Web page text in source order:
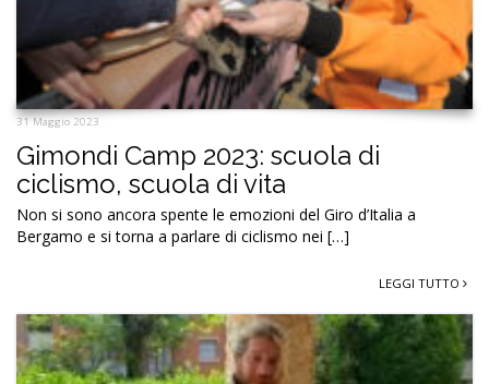
31 Maggio 2023
Gimondi Camp 2023: scuola di
ciclismo, scuola di vita
Non si sono ancora spente le emozioni del Giro d’Italia a
Bergamo e si torna a parlare di ciclismo nei […]
LEGGI TUTTO